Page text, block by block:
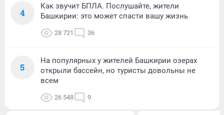
4
Как звучит БПЛА. Послушайте, жители
Башкирии: это может спасти вашу жизнь
28 721 36
5
На популярных у жителей Башкирии озерах
открыли бассейн, но туристы довольны не
всем
26 548 9